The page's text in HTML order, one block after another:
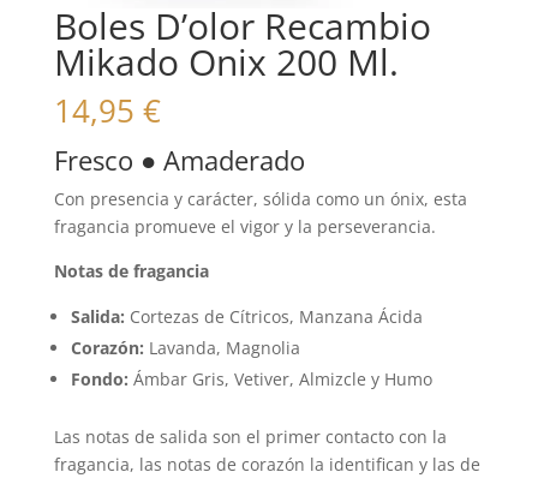
Boles D’olor Recambio
Mikado Onix 200 Ml.
14,95 €
Fresco ● Amaderado
Con presencia y carácter, sólida como un ónix, esta
fragancia promueve el vigor y la perseverancia.
Notas de fragancia
Salida: Cortezas de Cítricos, Manzana Ácida
Corazón: Lavanda, Magnolia
Fondo: Ámbar Gris, Vetiver, Almizcle y Humo
Las notas de salida son el primer contacto con la
fragancia, las notas de corazón la identifican y las de